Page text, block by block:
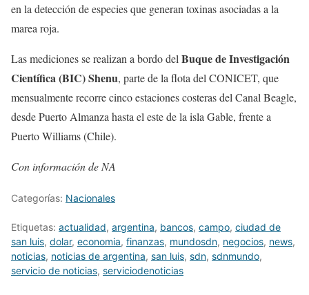
en la detección de especies que generan toxinas asociadas a la
marea roja.
Las mediciones se realizan a bordo del Buque de Investigación
Científica (BIC) Shenu, parte de la flota del CONICET, que
mensualmente recorre cinco estaciones costeras del Canal Beagle,
desde Puerto Almanza hasta el este de la isla Gable, frente a
Puerto Williams (Chile).
Con información de NA
Categorías: Nacionales
Etiquetas: actualidad, argentina, bancos, campo, ciudad de
san luis, dolar, economia, finanzas, mundosdn, negocios, news,
noticias, noticias de argentina, san luis, sdn, sdnmundo,
servicio de noticias, serviciodenoticias